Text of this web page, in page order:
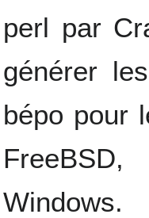
perl par
générer
bépo pour
Windows.